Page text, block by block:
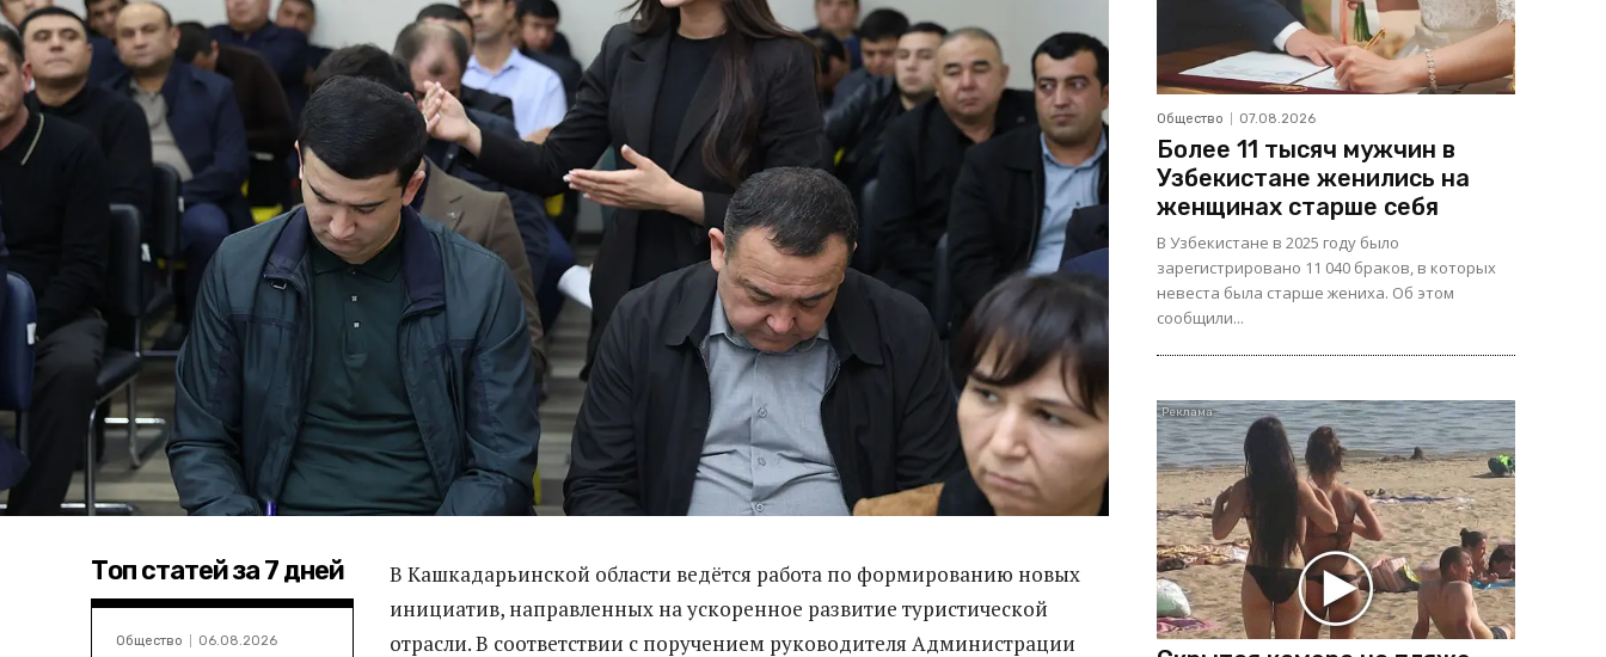
Топ статей за 7 дней
Общество 06.08.2026
В Кашкадарьинской области ведётся работа по формированию новых
инициатив, направленных на ускоренное развитие туристической
отрасли. В соответствии с поручением руководителя Администрации
Общество 07.08.2026
Более 11 тысяч мужчин в
Узбекистане женились на
женщинах старше себя
В Узбекистане в 2025 году было
зарегистрировано 11 040 браков, в которых
невеста была старше жениха. Об этом
сообщили...